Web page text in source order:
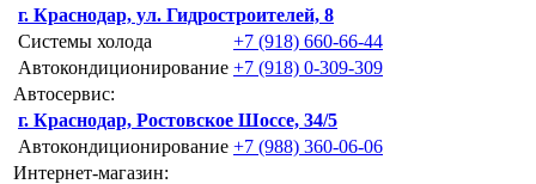
г. Краснодар, ул. Гидростроителей, 8
Системы холода
+7 (918) 660-66-44
Автокондиционирование +7 (918) 0-309-309
Автосервис:
г. Краснодар, Ростовское Шоссе, 34/5
Автокондиционирование +7 (988) 360-06-06
Интернет-магазин: